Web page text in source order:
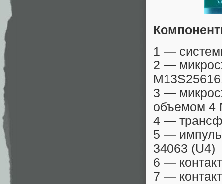
1 —
2 —
3 —
объемом 4
4 —
5 —
34063 (U4)
6 —
7 —